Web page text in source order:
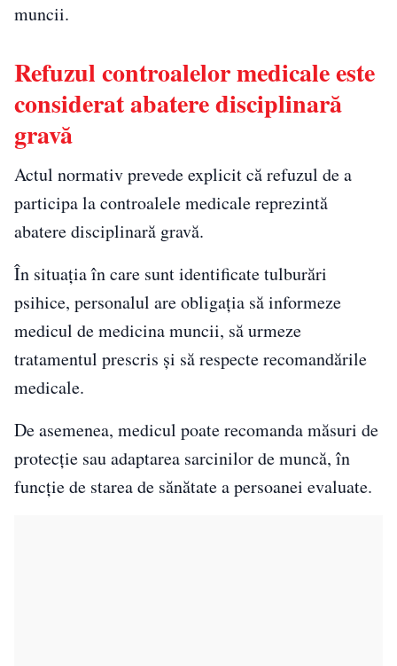
muncii.
Refuzul controalelor medicale este
considerat abatere disciplinară
gravă
Actul normativ prevede explicit că refuzul de a
participa la controalele medicale reprezintă
abatere disciplinară gravă.
În situația în care sunt identificate tulburări
psihice, personalul are obligația să informeze
medicul de medicina muncii, să urmeze
tratamentul prescris și să respecte recomandările
medicale.
De asemenea, medicul poate recomanda măsuri de
protecție sau adaptarea sarcinilor de muncă, în
funcție de starea de sănătate a persoanei evaluate.